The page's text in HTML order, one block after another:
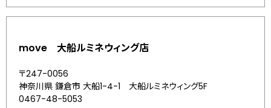
move 大船ルミネウィング店
〒247-0056
神奈川県 鎌倉市 大船1-4-1 大船ルミネウィング5F
0467-48-5053